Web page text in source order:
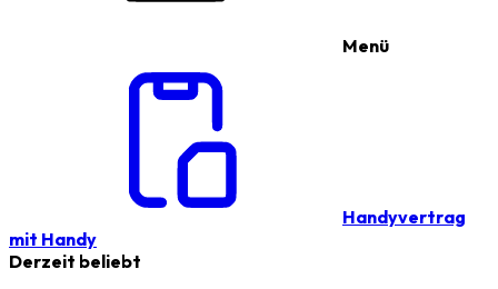
Menü
Handyvertrag
mit Handy
Derzeit beliebt